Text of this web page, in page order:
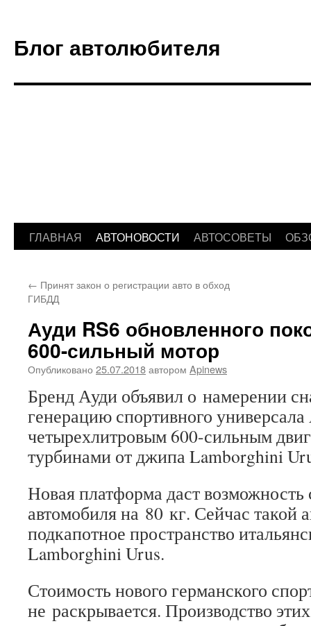
Блог автолюбителя
Перейти
содержимому
ГЛАВНАЯ АВТОНОВОСТИ АВТОСОВЕТЫ
← Принят закон о регистрации авто в обход
ГИБДД
Ауди RS6 обновленного
600-сильный мотор
Опубликовано 25.07.2018автором Apinews
Бренд Ауди объявил о намерении
генерацию спортивного
четырехлитровым 600-сильным
турбинами от джипа Lamborghini
Новая платформа даст возможность
автомобиля на 80 кг. Сейчас такой
подкапотное пространство
Lamborghini Urus.
Стоимость нового германского
не раскрывается. Производство